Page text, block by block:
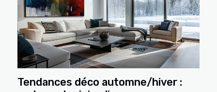
Tendances déco automne/hiver :